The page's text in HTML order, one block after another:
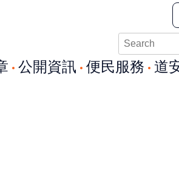
公開資訊 便民服務 道